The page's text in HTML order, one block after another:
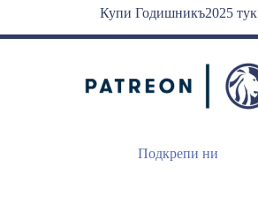
Купи Годишникъ2025 тук
Подкрепи ни